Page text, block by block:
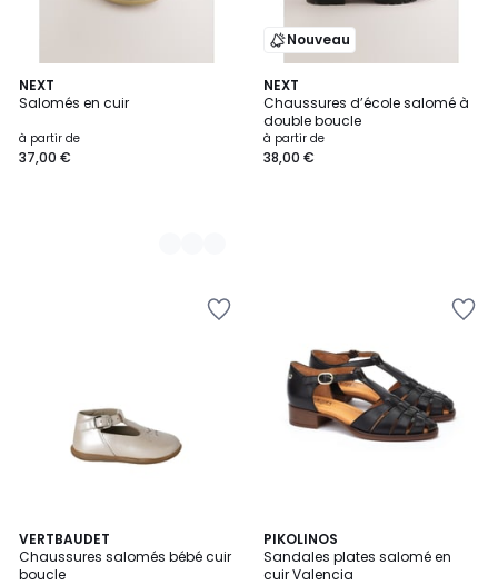
NEXT
Salomés en cuir
à partir de
37,00 €
3
Couleurs
Nouveau
NEXT
Chaussures d’école salomé à
double boucle
à partir de
38,00 €
VERTBAUDET
Chaussures salomés bébé cuir
boucle
2
Couleurs
PIKOLINOS
Sandales plates salomé en
cuir Valencia
4,8
/ 5